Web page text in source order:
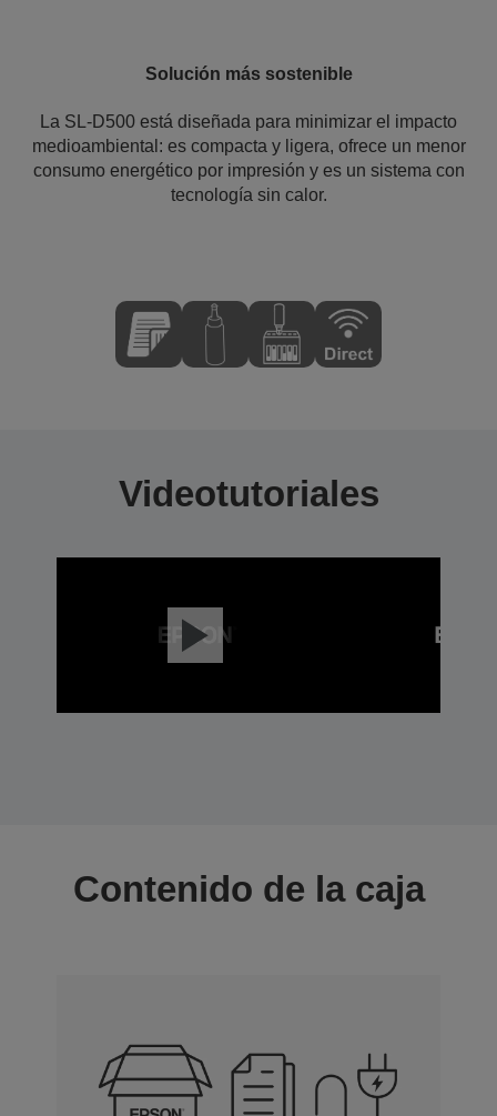
Solución más sostenible
La SL-D500 está diseñada para minimizar el impacto
medioambiental: es compacta y ligera, ofrece un menor
consumo energético por impresión y es un sistema con
tecnología sin calor.
Videotutoriales
Contenido de la caja